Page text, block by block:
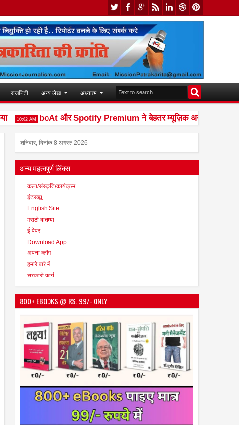
राजनिती अन्य लेख अध्यात्म
10:02 AM boAt और Spotify Premium ने बेहतर म्यूज़िक अनुभव देने के लिए की
शनिवार, दिनांक 8 अगस्त 2026
अन्य महत्वपुर्ण लिंक्स
कला/संस्कृति/कार्यक्रम
इंटरव्ह्यू
English Site
मराठी बातम्या
ई पेपर
Download App
अपना ब्लॉग
हमारे बारे में
सरकारी कार्य
800+ EBOOKS @ RS. 99/- ONLY